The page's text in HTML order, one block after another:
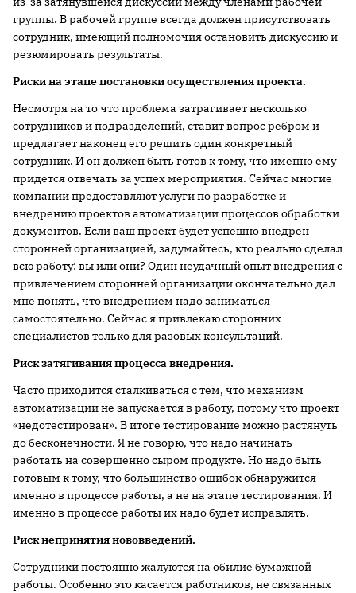
группы. В рабочей группе всегда должен присутствовать
сотрудник, имеющий полномочия остановить дискуссию и
резюмиро­вать результаты.
Риски на этапе постановки осуществления проекта.
Несмотря на то что проблема затрагивает несколько
сотрудников и подразделений, ставит вопрос ребром и
предлагает наконец его решить один конкретный
сотрудник. И он должен быть готов к тому, что именно ему
придется отвечать за успех мероприятия. Сейчас многие
компании предоставляют услуги по разработке и
внедрению проектов автоматизации процессов обработки
документов. Если ваш проект будет успешно внедрен
сторонней организацией, задумайтесь, кто реально сделал
всю работу: вы или они? Один неудачный опыт внедрения с
привлечением сторонней организации окончательно дал
мне понять, что внедрением надо заниматься
самостоятельно. Сейчас я привлекаю сторонних
специалистов только для разовых консультаций.
Риск затягивания процесса внедрения.
Часто приходится сталкиваться с тем, что механизм
автоматизации не запускается в работу, потому что проект
«недотестирован». В итоге тестирование можно растянуть
до бесконечности. Я не говорю, что надо начинать
работать на совершенно сыром продукте. Но надо быть
готовым к тому, что большинство ошибок обнаружится
именно в процессе работы, а не на этапе тестирования. И
именно в процессе работы их надо будет исправлять.
Риск непринятия нововведений.
Сотрудники постоянно жалуются на обилие бумажной
работы. Особенно это касается работников, не связанных